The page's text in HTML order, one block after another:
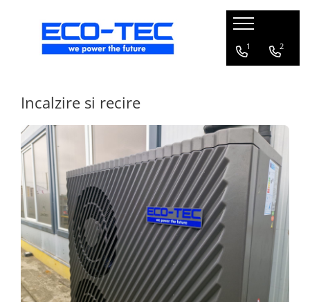
Pompe de căldură, boilere și accesorii
Pompe de căldură pentru încălzire
și răcire
Pompe de căldură piscină
Boilere pentru pompe de căldură
Pachete pompă de căldură R290 cu
boiler și vană 3 căi
Accesorii pompă de căldură
1 2
Incalzire si recire